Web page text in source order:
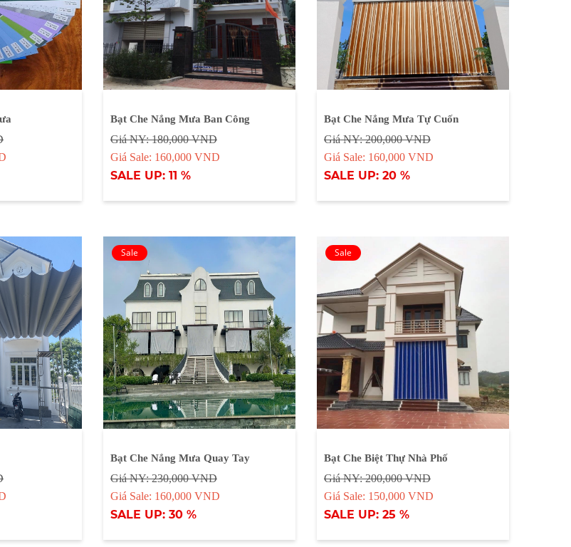
Bạt Che Nắng Mưa Ban Công
Giá NY: 180,000 VND
Giá Sale: 160,000 VND
SALE UP: 11 %
Bạt Che Nắng Mưa Tự Cuốn
Giá NY: 200,000 VND
Giá Sale: 160,000 VND
SALE UP: 20 %
Bạt Che Nắng Mưa Quay Tay
Giá NY: 230,000 VND
Giá Sale: 160,000 VND
SALE UP: 30 %
Bạt Che Biệt Thự Nhà Phố
Giá NY: 200,000 VND
Giá Sale: 150,000 VND
SALE UP: 25 %